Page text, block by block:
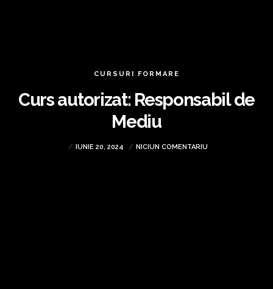
CURSURI FORMARE
Curs autorizat: Responsabil de
Mediu
IUNIE 20, 2024 NICIUN COMENTARIU